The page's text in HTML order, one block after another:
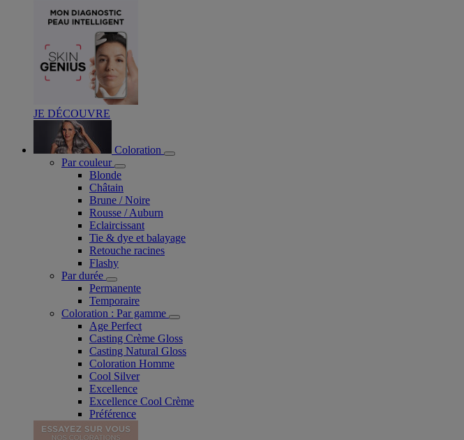
JE DÉCOUVRE
Coloration
Par couleur
Blonde
Châtain
Brune / Noire
Rousse / Auburn
Eclaircissant
Tie & dye et balayage
Retouche racines
Flashy
Par durée
Permanente
Temporaire
Coloration : Par gamme
Age Perfect
Casting Crème Gloss
Casting Natural Gloss
Coloration Homme
Cool Silver
Excellence
Excellence Cool Crème
Préférence